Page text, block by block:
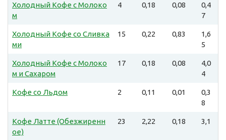
Холодный Кофе с Молоко
м
4 0,18 0,08
0,4
7
Холодный Кофе со Сливка
ми
15 0,22 0,83
1,6
5
Холодный Кофе с Молоко
м и Сахаром
17 0,18 0,08
4,0
4
Кофе со Льдом 2 0,11 0,01
0,3
8
Кофе Латте (Обезжиренн
ое)
23 2,22 0,18 3,1